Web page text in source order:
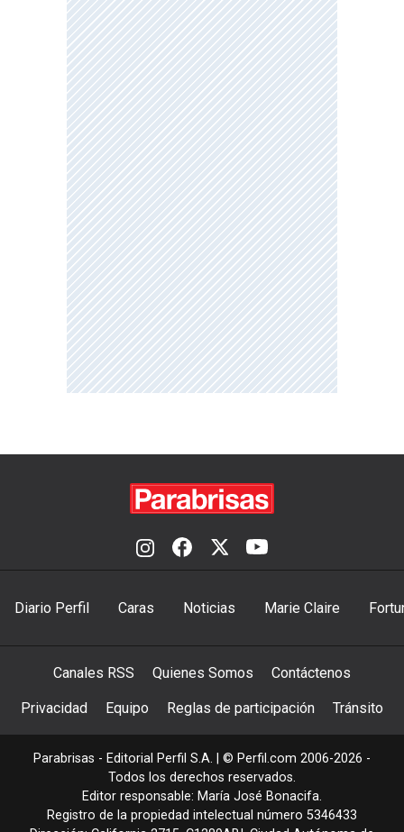
Diario Perfil Caras Noticias Marie Claire
Canales RSS Quienes Somos Contáctenos
Privacidad Equipo Reglas de participación Tránsito
Parabrisas - Editorial Perfil S.A. | © Perfil.com 2006-2026 -
Todos los derechos reservados.
Editor responsable: María José Bonacifa.
Registro de la propiedad intelectual número 5346433